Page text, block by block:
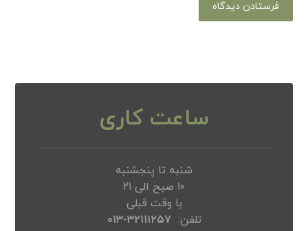
ساعت کاری
شنبه تا پنجشنبه
۱۰ صبح الی ۲۱
با وقت قبلی
تلفن:۳۲۱۱۱۲۵۷-۰۱۳